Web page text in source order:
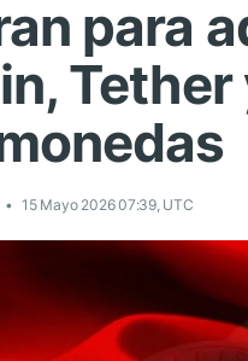
para
15 Mayo 2026 07:39, UTC